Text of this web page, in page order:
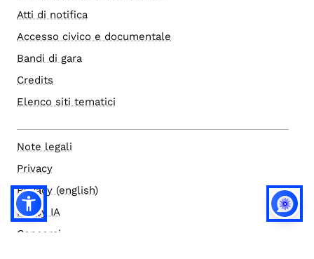
Atti di notifica
Accesso civico e documentale
Bandi di gara
Credits
Elenco siti tematici
Note legali
Privacy
Privacy (english)
Policy IA
Concorsi